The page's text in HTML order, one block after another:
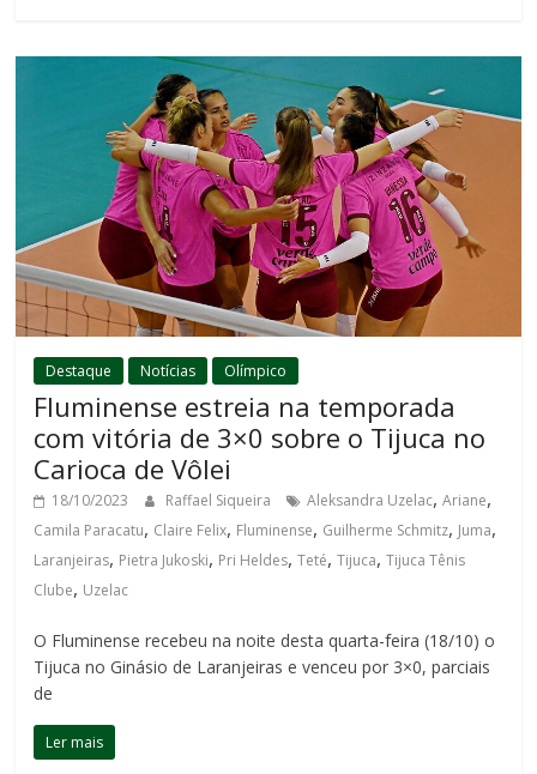
Destaque Notícias Olímpico
Fluminense estreia na temporada
com vitória de 3×0 sobre o Tijuca no
Carioca de Vôlei
18/10/2023 Raffael Siqueira Aleksandra Uzelac,Ariane,
Camila Paracatu, Claire Felix, Fluminense, Guilherme Schmitz, Juma,
Laranjeiras, Pietra Jukoski, Pri Heldes,Teté,Tijuca,Tijuca Tênis
Clube, Uzelac
O Fluminense recebeu na noite desta quarta-feira (18/10) o
Tijuca no Ginásio de Laranjeiras e venceu por 3×0, parciais
de
Ler mais